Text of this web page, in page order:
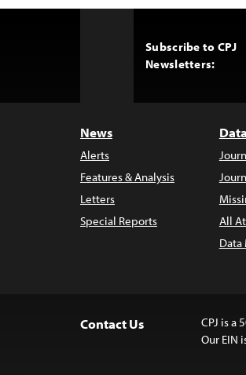
Subscribe to CPJ
Newsletters:
News
Alerts
Features & Analysis
Letters
Special Reports
Data
All
Data
Contact Us
CPJ is a
Our EIN